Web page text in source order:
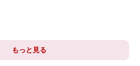
もっと見る